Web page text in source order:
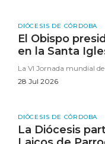
DIÓCESIS DE CÓRDOBA
El Obispo
en la Santa
La VI Jornada mundial de
28 Jul 2026
DIÓCESIS DE CÓRDOBA
La Diócesis